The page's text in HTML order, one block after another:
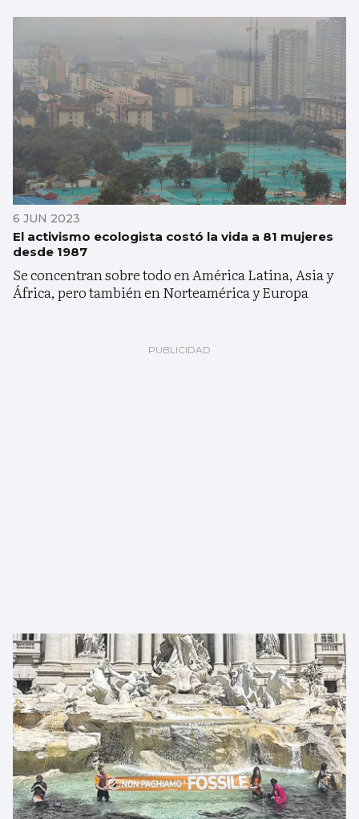
6 JUN 2023
El activismo ecologista costó la vida a 81 mujeres
desde 1987
Se concentran sobre todo en América Latina, Asia y
África, pero también en Norteamérica y Europa